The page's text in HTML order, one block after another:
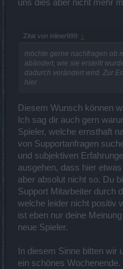
uns dies aber nicht mehr
Zitat von inliner999: ↑
möchte gerne nachfragen ob
abändert, wie sie erstellt
dadurch verändert wird. Zur
hier
Diesem Wunsch können
Ich sag dir auch gern
Spieler, welche ernsthaft
von Supportanfragen
und subjektiven
ausgehen, dass hier
aber absolut nicht so. Du
Support Mitarbeiter durch
welche leider nicht positiv
ist eben nur deine
neue Spieler.
In diesem Sinne bitten wir
ein schönes Wochenende.